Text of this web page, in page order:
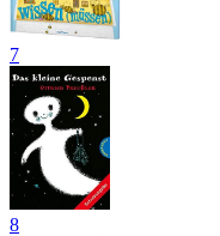
7
8